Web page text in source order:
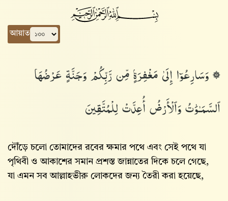
আয়াত
۞ وَسَارِعُوٓا۟ إِلَىٰ مَغْفِرَةٍۢ مِّن رَّبِّكُمْ وَجَنَّةٍ عَرْضُهَا
ٱلسَّمَـٰوَٰتُ وَٱلْأَرْضُ أُعِدَّتْ لِلْمُتَّقِينَ
দৌঁড়ে চলো তোমাদের রবের ক্ষমার পথে এবং সেই পথে যা
পৃথিবী ও আকাশের সমান প্রশস্ত জান্নাতের দিকে চলে গেছে,
যা এমন সব আল্লাহভীরু লোকদের জন্য তৈরী করা হয়েছে,